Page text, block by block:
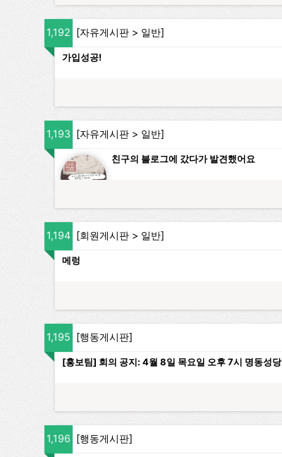
1,192 [자유게시판 > 일반]
가입성공!
1,193 [자유게시판 > 일반]
친구의 블로그에 갔다가 발견했어요
1,194 [회원게시판 > 일반]
메렁
1,195 [행동게시판]
[홍보팀] 회의 공지: 4월 8일 목요일 오후 7시 명동성당
1,196 [행동게시판]